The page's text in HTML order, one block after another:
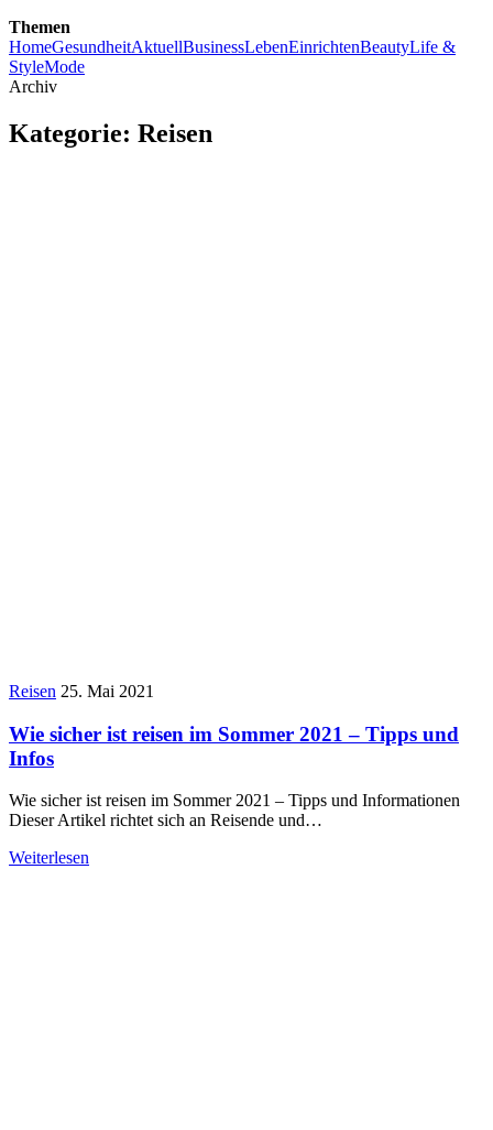
Themen
HomeGesundheitAktuellBusinessLebenEinrichtenBeautyLife &
StyleMode
Archiv
Kategorie: Reisen
Reisen 25. Mai 2021
Wie sicher ist reisen im Sommer 2021 – Tipps und
Infos
Wie sicher ist reisen im Sommer 2021 – Tipps und Informationen
Dieser Artikel richtet sich an Reisende und…
Weiterlesen